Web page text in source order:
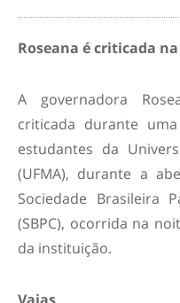
Roseana é criticada na
A governadora
criticada durante
estudantes da
(UFMA), durante a
Sociedade Brasileira
(SBPC), ocorrida na
da instituição.